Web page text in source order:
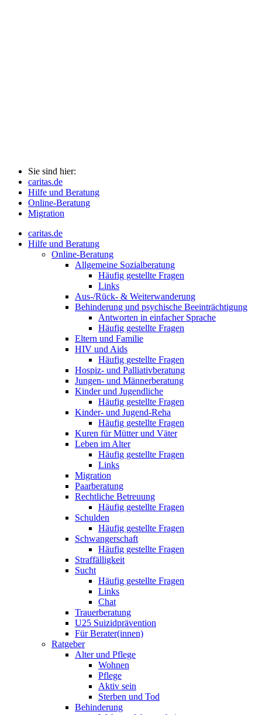
Sie sind hier:
caritas.de
Hilfe und Beratung
Online-Beratung
Migration
caritas.de
Hilfe und Beratung
Online-Beratung
Allgemeine Sozialberatung
Häufig gestellte Fragen
Links
Aus-/Rück- & Weiterwanderung
Behinderung und psychische Beeinträchtigung
Antworten in einfacher Sprache
Häufig gestellte Fragen
Eltern und Familie
HIV und Aids
Häufig gestellte Fragen
Hospiz- und Palliativberatung
Jungen- und Männerberatung
Kinder und Jugendliche
Häufig gestellte Fragen
Kinder- und Jugend-Reha
Häufig gestellte Fragen
Kuren für Mütter und Väter
Leben im Alter
Häufig gestellte Fragen
Links
Migration
Paarberatung
Rechtliche Betreuung
Häufig gestellte Fragen
Schulden
Häufig gestellte Fragen
Schwangerschaft
Häufig gestellte Fragen
Straffälligkeit
Sucht
Häufig gestellte Fragen
Links
Chat
Trauerberatung
U25 Suizidprävention
Für Berater(innen)
Ratgeber
Alter und Pflege
Wohnen
Pflege
Aktiv sein
Sterben und Tod
Behinderung